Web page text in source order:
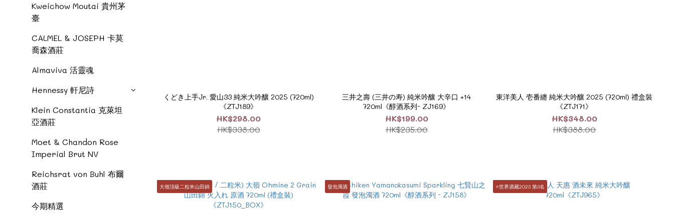
Kweichow Moutai 貴州茅
臺
CALMEL & JOSEPH 卡莫
喬森酒莊
Almaviva 活靈魂
Hennessy 軒尼詩
Klein Constantia 克萊坦
亞酒莊
Moet & Chandon Rose
Imperial Brut NV
Reichsrat von Buhl 布爾
酒莊
今期精選
くどき上手Jr. 愛山33 純米大吟釀 2025 (720ml)
《ZTJ189》
HK$298.00
HK$338.00
三井之壽 (三井の寿) 純米吟釀 大辛口 +14
720ml《醇酒系列- ZJ169》
HK$199.00
HK$235.00
東洋美人 壱番纏 純米大吟釀 2025 (720ml) 禮盒裝
《ZTJ171》
HK$348.00
HK$388.00
大嶺頂級二粒米山田錦 發泡濁酒 ⭐️世界酒藏2023 第3名